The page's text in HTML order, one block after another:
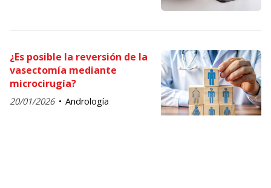
¿Es posible la reversión de la
vasectomía mediante
microcirugía?
20/01/2026 Andrología